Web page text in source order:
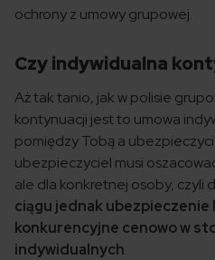
ochrony z umowy grupowej.
Czy indywidualna
Aż tak tanio, jak w polisie
kontynuacji jest to umowa
pomiędzy Tobą a
ubezpieczyciel musi
ale dla konkretnej osoby, czyli
ciągu jednak
konkurencyjne cenowo w
indywidualnych.